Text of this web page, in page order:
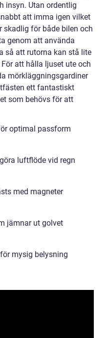
insyn. Utan ordentlig
att imma igen vilket
för både bilen och
genom att använda
så att rutorna kan stå lite
att hålla ljuset ute och
mörkläggningsgardiner
ett fantastiskt
som behövs för att
optimal passform
luftflöde vid regn
med magneter
jämnar ut golvet
mysig belysning